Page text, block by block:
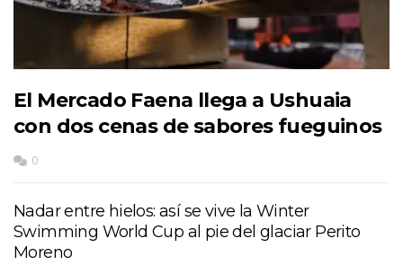
El Mercado Faena llega a Ushuaia
con dos cenas de sabores fueguinos
0
Nadar entre hielos: así se vive la Winter
Swimming World Cup al pie del glaciar Perito
Moreno